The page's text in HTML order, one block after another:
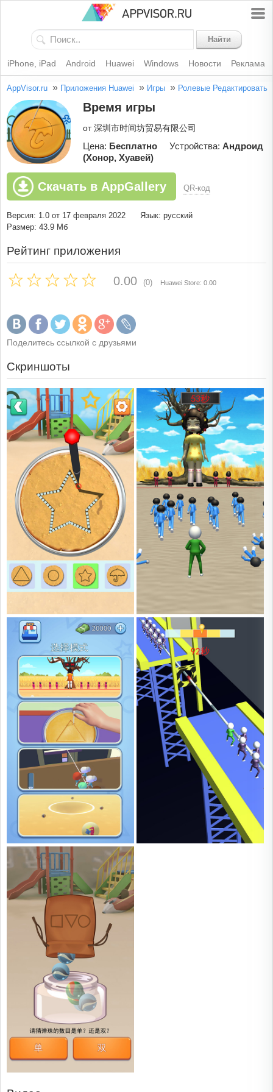
Найти
iPhone, iPad Android Huawei Windows Новости Реклама
AppVisor.ru » Приложения Huawei » Игры » Ролевые Редактировать
Время игры
от 深圳市时间坊贸易有限公司
Цена: Бесплатно Устройства: Андроид
(Хонор, Хуавей)
Скачать в AppGallery QR-код
Версия: 1.0 от 17 февраля 2022
Язык: русский
Размер: 43.9 Мб
Рейтинг приложения
0.00 (0) Huawei Store: 0.00
Поделитесь ссылкой с друзьями
Скриншоты